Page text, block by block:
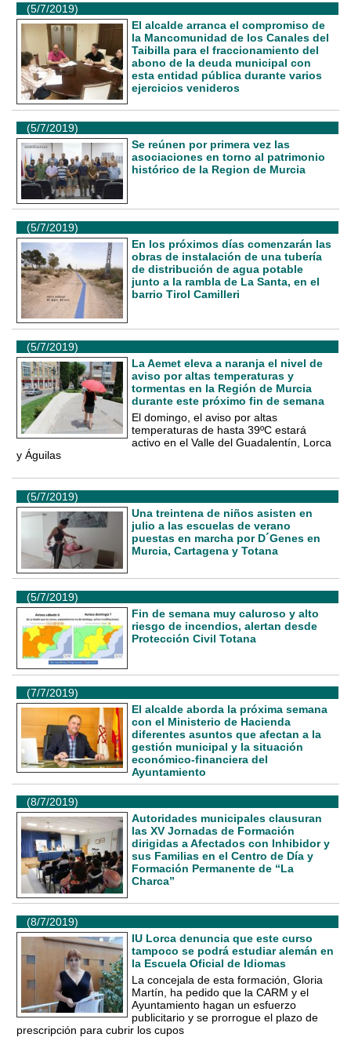
(5/7/2019)
El alcalde arranca el compromiso de
la Mancomunidad de los Canales del
Taibilla para el fraccionamiento del
abono de la deuda municipal con
esta entidad pública durante varios
ejercicios venideros
(5/7/2019)
Se reúnen por primera vez las
asociaciones en torno al patrimonio
histórico de la Region de Murcia
(5/7/2019)
En los próximos días comenzarán las
obras de instalación de una tubería
de distribución de agua potable
junto a la rambla de La Santa, en el
barrio Tirol Camilleri
(5/7/2019)
La Aemet eleva a naranja el nivel de
aviso por altas temperaturas y
tormentas en la Región de Murcia
durante este próximo fin de semana
El domingo, el aviso por altas
temperaturas de hasta 39ºC estará
activo en el Valle del Guadalentín, Lorca
y Águilas
(5/7/2019)
Una treintena de niños asisten en
julio a las escuelas de verano
puestas en marcha por D´Genes en
Murcia, Cartagena y Totana
(5/7/2019)
Fin de semana muy caluroso y alto
riesgo de incendios, alertan desde
Protección Civil Totana
(7/7/2019)
El alcalde aborda la próxima semana
con el Ministerio de Hacienda
diferentes asuntos que afectan a la
gestión municipal y la situación
económico-financiera del
Ayuntamiento
(8/7/2019)
Autoridades municipales clausuran
las XV Jornadas de Formación
dirigidas a Afectados con Inhibidor y
sus Familias en el Centro de Día y
Formación Permanente de “La
Charca”
(8/7/2019)
IU Lorca denuncia que este curso
tampoco se podrá estudiar alemán en
la Escuela Oficial de Idiomas
La concejala de esta formación, Gloria
Martín, ha pedido que la CARM y el
Ayuntamiento hagan un esfuerzo
publicitario y se prorrogue el plazo de
prescripción para cubrir los cupos